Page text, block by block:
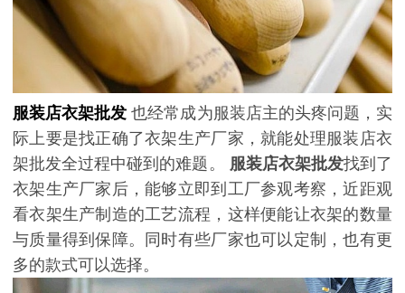
服装店衣架批发 也经常成为服装店主的头疼问题，实
际上要是找正确了衣架生产厂家，就能处理服装店衣
架批发全过程中碰到的难题。
服装店衣架批发找到了
衣架生产厂家后，能够立即到工厂参观考察，近距观
看衣架生产制造的工艺流程，这样便能让衣架的数量
与质量得到保障。同时有些厂家也可以定制，也有更
多的款式可以选择。